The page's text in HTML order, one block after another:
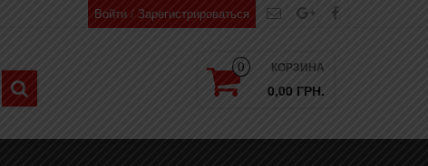
Войти / Зарегистрироваться
0 КОРЗИНА
0,00 ГРН.